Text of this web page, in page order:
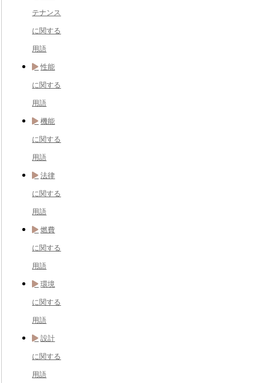
テナンス
に関する
用語
性能
に関する
用語
機能
に関する
用語
法律
に関する
用語
燃費
に関する
用語
環境
に関する
用語
設計
に関する
用語